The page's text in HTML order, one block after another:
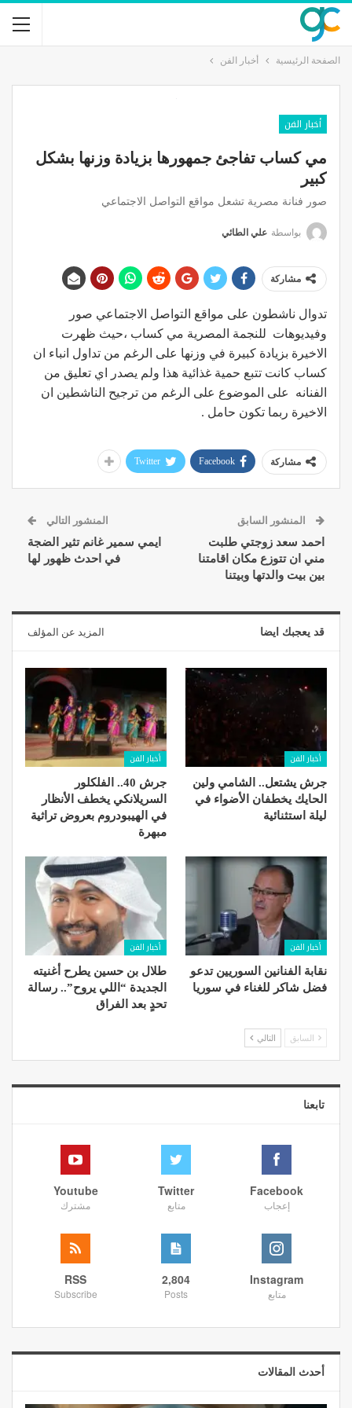
الصفحة الرئيسية أخبار الفن
أخبار الفن
مي كساب تفاجئ جمهورها بزيادة وزنها بشكل
كبير
صور فنانة مصرية تشعل مواقع التواصل الاجتماعي
بواسطة علي الطائي
مشاركة
تدوال ناشطون على مواقع التواصل الاجتماعي صور
وفيديوهات للنجمة المصرية مي كساب ،حيث ظهرت
الاخيرة بزيادة كبيرة في وزنها على الرغم من تداول انباء ان
كساب كانت تتبع حمية غذائية هذا ولم يصدر اي تعليق من
الفنانه على الموضوع على الرغم من ترجيح الناشطين ان
الاخيرة ربما تكون حامل .
مشاركة Facebook
Twitter
المنشور السابق
احمد سعد زوجتي طلبت
مني ان تتوزع مكان اقامتنا
بين بيت والدتها وبيتنا
المنشور التالي
ايمي سمير غانم تثير الضجة
في احدث ظهور لها
قد يعجبك ايضا المزيد عن المؤلف
أخبار الفن
جرش يشتعل.. الشامي ولين
الحايك يخطفان الأضواء في
ليلة استثنائية
أخبار الفن
جرش 40.. الفلكلور
السريلانكي يخطف الأنظار
في الهيبودروم بعروض تراثية
مبهرة
أخبار الفن
نقابة الفنانين السوريين تدعو
فضل شاكر للغناء في سوريا
أخبار الفن
طلال بن حسين يطرح أغنيته
الجديدة “اللي يروح”.. رسالة
تحدٍ بعد الفراق
السابق التالي
تابعنا
Facebook
إعجاب
Twitter
متابع
Youtube
مشترك
Instagram
متابع
2,804
Posts
RSS
Subscribe
أحدث المقالات